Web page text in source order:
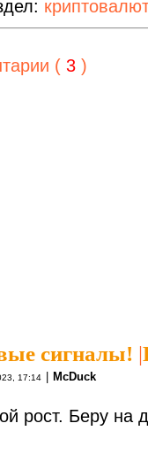
( 3 )
сигналы! |
17:14 McDuck
рост. Беру на